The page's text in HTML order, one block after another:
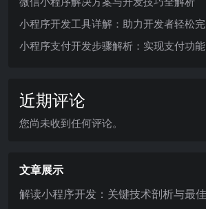
小程序开发工具详解：助力开发者轻松
小程序支付开发步骤解析：实现支付功
近期评论
您尚未收到任何评论。
文章展示
解读小程序开发：关键技术剖析与最